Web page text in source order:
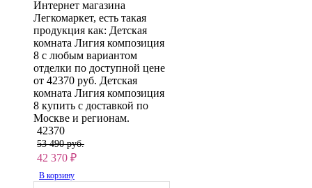
Интернет магазина
Легкомаркет, есть такая
продукция как: Детская
комната Лигия композиция
8 с любым вариантом
отделки по доступной цене
от 42370 руб. Детская
комната Лигия композиция
8 купить с доставкой по
Москве и регионам.
42370
53 490 руб.
42 370 ₽
В корзину